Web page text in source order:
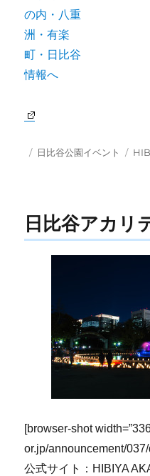
投 カ
ー
日比谷公園イベント
タ
日比谷アカリ
[browser-shot
or.jp/announcement/
公式サイト：HIBIYA